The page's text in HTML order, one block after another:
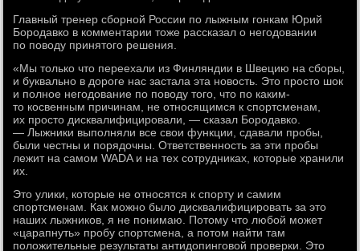
Главный тренер сборной России по лыжным гонкам Юрий
Бородавко в комментарии тоже рассказал о негодовании
по поводу принятого решения.
«Мы только что переехали из Финляндии в Швецию на сборы,
и буквально в дороге нас застала эта новость. Это просто шок
и полное негодование по поводу того, что по каким-
то косвенным причинам, не относящимся к спортсменам,
их просто дисквалифицировали, — сказал Бородавко.
— Лыжники выполняли все свои функции, сдавали пробы,
были честны и порядочны. Ответственность за эти пробы
лежит на самом WADA и на тех сотрудниках, которые хранили
их.
Это улики, которые не относятся к спорту и самим
спортсменам. Как можно было дисквалифицировать за это
наших лыжников, я не понимаю. Потому что любой может
«царапнуть» пробу спортсмена, а потом найти там
положительные результаты антидопинговой проверки. Это